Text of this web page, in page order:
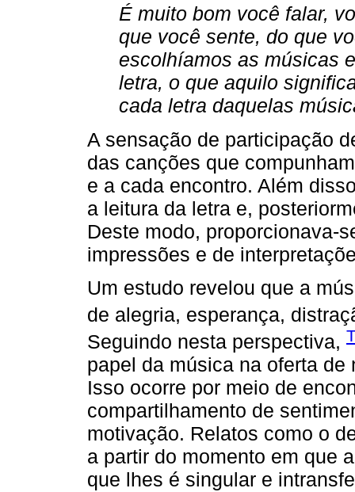
É muito bom você falar,
que você sente, do que
escolhíamos as músicas
letra, o que aquilo
cada letra daquelas
A sensação de participação
das canções que
e a cada encontro. Além
a leitura da letra e,
Deste modo, proporcionava-
impressões e de
Um estudo revelou que a
de alegria, esperança,
Seguindo nesta perspectiva,
papel da música na oferta
Isso ocorre por meio de
compartilhamento de
motivação. Relatos como o
a partir do momento em que
que lhes é singular e